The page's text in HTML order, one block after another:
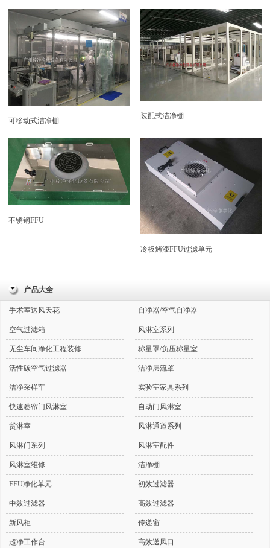
可移动式洁净棚
装配式洁净棚
不锈钢FFU
冷板烤漆FFU过滤单元
产品大全
手术室送风天花 自净器/空气自净器
空气过滤箱 风淋室系列
无尘车间净化工程装修 称量罩/负压称量室
活性碳空气过滤器 洁净层流罩
洁净采样车 实验室家具系列
快速卷帘门风淋室 自动门风淋室
货淋室 风淋通道系列
风淋门系列 风淋室配件
风淋室维修 洁净棚
FFU净化单元 初效过滤器
中效过滤器 高效过滤器
新风柜 传递窗
超净工作台 高效送风口